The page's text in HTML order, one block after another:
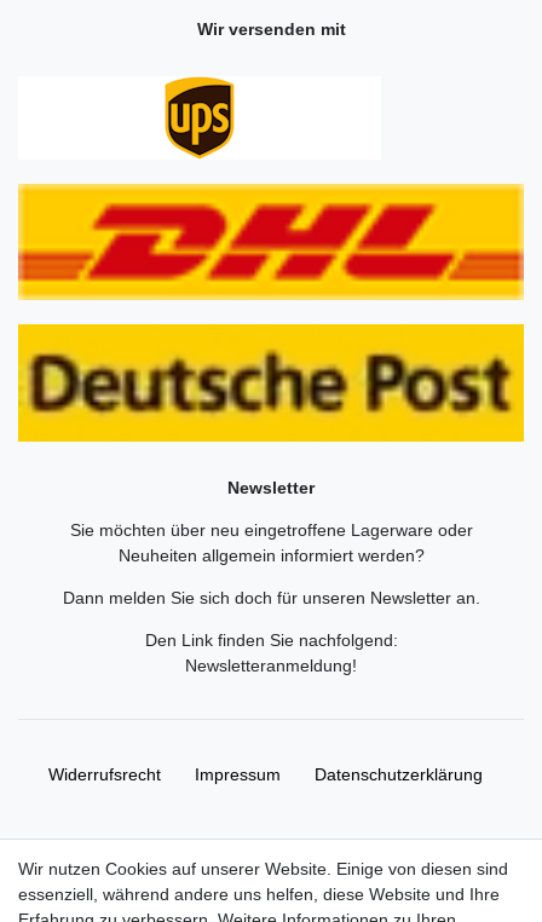
Wir versenden mit
Newsletter
Sie möchten über neu eingetroffene Lagerware oder
Neuheiten allgemein informiert werden?
Dann melden Sie sich doch für unseren Newsletter an.
Den Link finden Sie nachfolgend:
Newsletteranmeldung!
Widerrufs­recht Impressum Daten­schutz­erklärung
© Copyright 2026 | Alle Rechte vorbehalten. HL-
Wir nutzen Cookies auf unserer Website. Einige von diesen sind
essenziell, während andere uns helfen, diese Website und Ihre